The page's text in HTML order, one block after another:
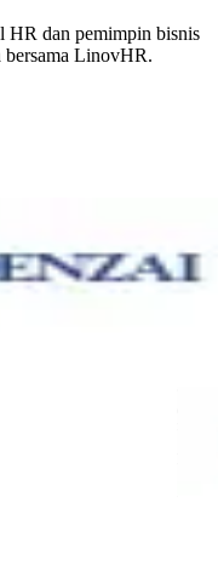
HR dan pemimpin bisnis
bersama LinovHR.
payroll.